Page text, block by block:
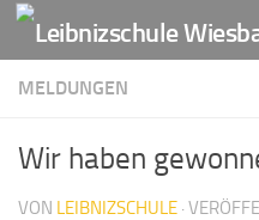
Zum Inhalt springen
MELDUNGEN
Wir haben
VON LEIBNIZSCHULE ·